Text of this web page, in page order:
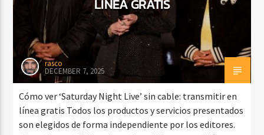
LÍNEA GRATIS
rasco
DECEMBER 7, 2025
Cómo ver ‘Saturday Night Live’ sin cable: transmitir en
línea gratis Todos los productos y servicios presentados
son elegidos de forma independiente por los editores.